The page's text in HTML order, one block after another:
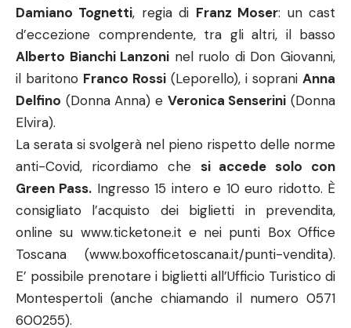
Damiano Tognetti, regia di Franz Moser: un cast
d’eccezione comprendente, tra gli altri, il basso
Alberto Bianchi Lanzoni nel ruolo di Don Giovanni,
il baritono Franco Rossi (Leporello), i soprani Anna
Delfino (Donna Anna) e Veronica Senserini (Donna
Elvira).
La serata si svolgerà nel pieno rispetto delle norme
anti-Covid, ricordiamo che si accede solo con
Green Pass. Ingresso 15 intero e 10 euro ridotto. È
consigliato l’acquisto dei biglietti in prevendita,
online su www.ticketone.it e nei punti Box Office
Toscana (www.boxofficetoscana.it/punti-vendita).
E’ possibile prenotare i biglietti all’Ufficio Turistico di
Montespertoli (anche chiamando il numero 0571
600255).